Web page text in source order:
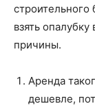
строительного
взять
причины.
Аренда
дешевле,